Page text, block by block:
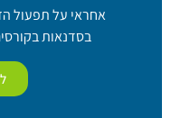
אחראי על תפעול
בסדנאות